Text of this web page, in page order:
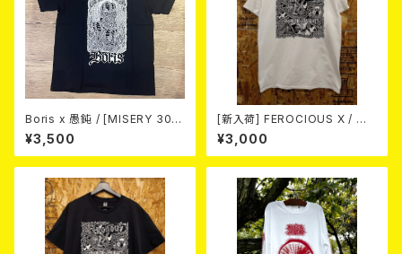
Boris x 愚鈍 / [MISERY 30t
h]Tシャツ(BLACK)
¥3,500
[新入荷] FEROCIOUS X / Me
d Vilken Rätt (T-shirt/WHIT
E / Size:L)
¥3,000